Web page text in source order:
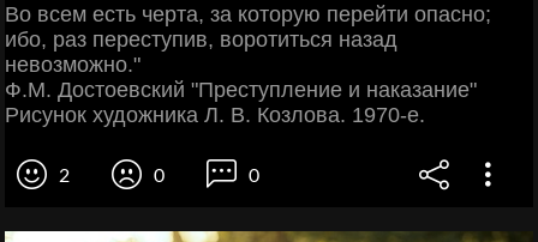
Во всем есть черта, за которую перейти опасно;
ибо, раз переступив, воротиться назад
невозможно."
Ф.М. Достоевский "Преступление и наказание"
Рисунок художника Л. В. Козлова. 1970-е.
2 0 0